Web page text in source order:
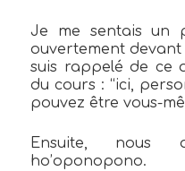
Je me sentais un
ouvertement devant
suis rappelé de ce
du cours : “ici,
pouvez être vous-
Ensuite,
ho’oponopono.